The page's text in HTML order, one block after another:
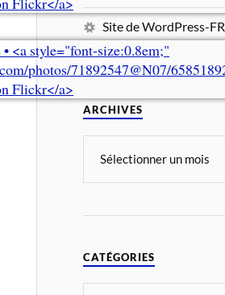
Site de WordPress-FR
ARCHIVES
CATÉGORIES